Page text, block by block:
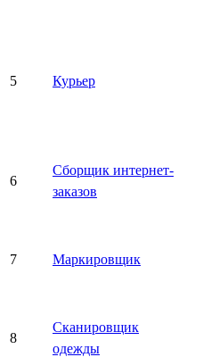
5 Курьер
6
Сборщик интернет-
заказов
7 Маркировщик
8
Сканировщик
одежды